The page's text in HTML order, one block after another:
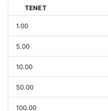
TENET
1.00
5.00
10.00
50.00
100.00